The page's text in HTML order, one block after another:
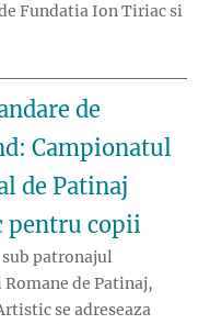
Fundatia Ion Tiriac si
de
Campionatul
de Patinaj
pentru copii
patronajul
de Patinaj,
se adreseaza